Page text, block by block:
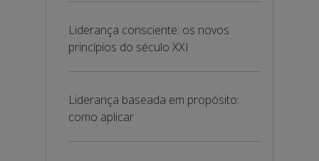
Liderança consciente: os novos
princípios do século XXI
Liderança baseada em propósito:
como aplicar